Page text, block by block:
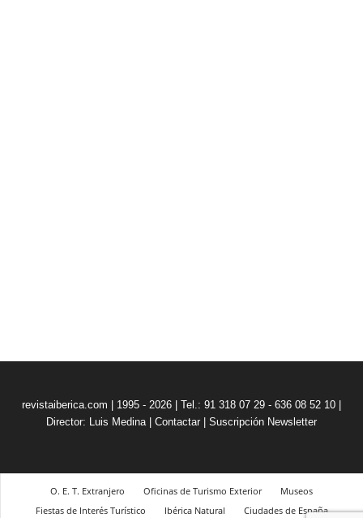
revistaiberica.com | 1995 - 2026 | Tel.: 91 318 07 29 - 636 08 52 10 |
Director: Luis Medina| Contactar Suscripción Newsletter
O. E. T. Extranjero Oficinas de Turismo Exterior
Museos
Fiestas de Interés Turístico
Ibérica Natural Ciudades de España